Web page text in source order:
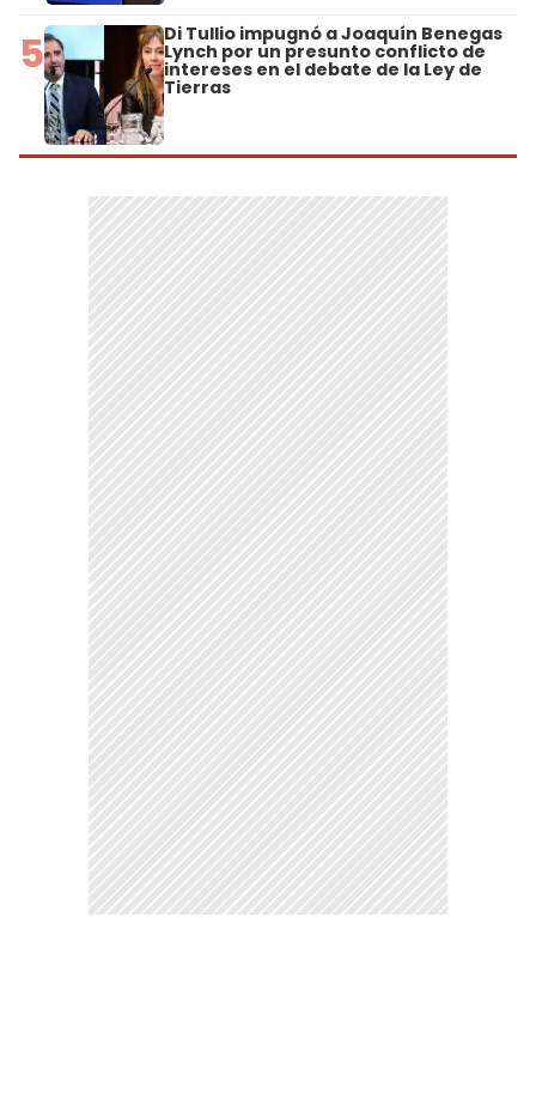
5 Di Tullio impugnó a Joaquín Benegas
Lynch por un presunto conflicto de
intereses en el debate de la Ley de
Tierras